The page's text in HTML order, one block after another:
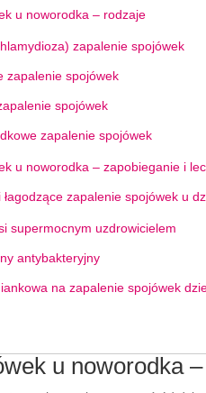
u noworodka – rodzaje
zapalenie spojówek
zapalenie spojówek
spojówek
zapalenie spojówek
u noworodka – zapobieganie i
zapalenie spojówek u
supermocnym uzdrowicielem
antybakteryjny
na zapalenie spojówek
u noworodka